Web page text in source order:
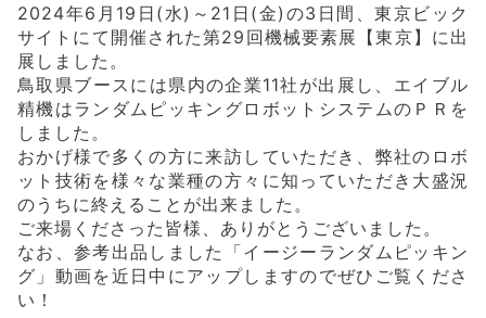
2024年6月19日(水)～21日(金)の3日間、東京ビック
サイトにて開催された第29回機械要素展【東京】に出
展しました。
鳥取県ブースには県内の企業11社が出展し、エイブル
精機はランダムピッキングロボットシステムのＰＲを
しました。
おかげ様で多くの方に来訪していただき、弊社のロボ
ット技術を様々な業種の方々に知っていただき大盛況
のうちに終えることが出来ました。
ご来場くださった皆様、ありがとうございました。
なお、参考出品しました「イージーランダムピッキン
グ」動画を近日中にアップしますのでぜひご覧くださ
い！